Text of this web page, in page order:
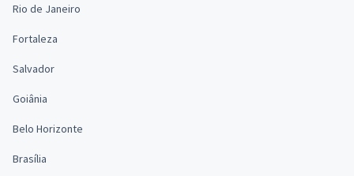
Rio de Janeiro
Fortaleza
Salvador
Goiânia
Belo Horizonte
Brasília